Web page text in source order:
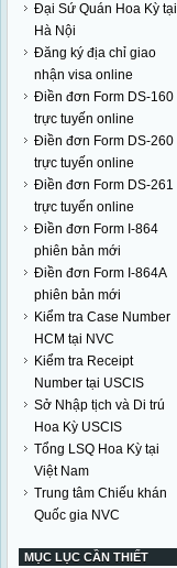
Đại Sứ Quán Hoa Kỳ tại
Hà Nội
Đăng ký địa chỉ giao
nhận visa online
Điền đơn Form DS-160
trực tuyến online
Điền đơn Form DS-260
trực tuyến online
Điền đơn Form DS-261
trực tuyến online
Điền đơn Form I-864
phiên bản mới
Điền đơn Form I-864A
phiên bản mới
Kiểm tra Case Number
HCM tại NVC
Kiểm tra Receipt
Number tại USCIS
Sở Nhập tịch và Di trú
Hoa Kỳ USCIS
Tổng LSQ Hoa Kỳ tại
Việt Nam
Trung tâm Chiếu khán
Quốc gia NVC
MỤC LỤC CẦN THIẾT